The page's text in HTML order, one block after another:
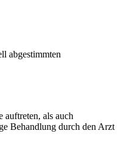
abgestimmten
als auch
Behandlung durch den Arzt